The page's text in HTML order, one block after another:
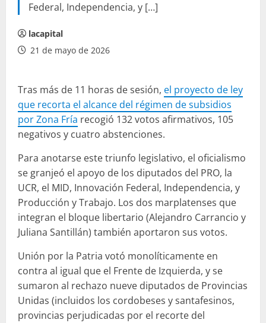
Federal, Independencia, y […]
lacapital
21 de mayo de 2026
Tras más de 11 horas de sesión, el proyecto de ley
que recorta el alcance del régimen de subsidios
por Zona Fría recogió 132 votos afirmativos, 105
negativos y cuatro abstenciones.
Para anotarse este triunfo legislativo, el oficialismo
se granjeó el apoyo de los diputados del PRO, la
UCR, el MID, Innovación Federal, Independencia, y
Producción y Trabajo. Los dos marplatenses que
integran el bloque libertario (Alejandro Carrancio y
Juliana Santillán) también aportaron sus votos.
Unión por la Patria votó monolíticamente en
contra al igual que el Frente de Izquierda, y se
sumaron al rechazo nueve diputados de Provincias
Unidas (incluidos los cordobeses y santafesinos,
provincias perjudicadas por el recorte del